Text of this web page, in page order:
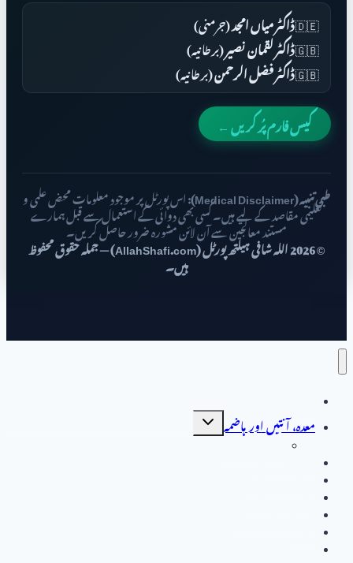
🇩🇪ڈاکٹر میاں امجد(جرمنی)
🇬🇧ڈاکٹر لقمان نصیر(برطانیہ)
🇬🇧ڈاکٹر فضل الرحمن(برطانیہ)
کیس فارم پُر کریں ←
طبی تنبیہ (Medical Disclaimer): اس پورٹل پر موجود معلومات محض علمی و
تعلیمی مقاصد کے لیے ہیں۔ کسی بھی دوائی کے استعمال سے قبل ہمارے
مستند معالجین سے آن لائن مشورہ ضرور حاصل کریں۔
© 2026 اللہ شافی ہیلتھ پورٹل (AllahShafi.com) — جملہ حقوق محفوظ
ہیں۔
معدہ، آنتیں اور ہاضمہ
Toggle
child